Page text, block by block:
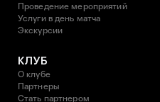
Проведение мероприятий
Услуги в день матча
Экскурсии
КЛУБ
О клубе
Партнеры
Стать партнером